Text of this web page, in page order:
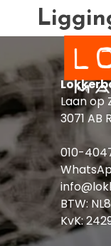
Laan op
3071 AB
010-
BTW:
KvK: